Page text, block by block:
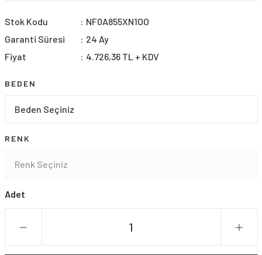
Stok Kodu
NF0A855XN1OO
Garanti Süresi
24 Ay
Fiyat
4.726,36 TL + KDV
BEDEN
RENK
Adet